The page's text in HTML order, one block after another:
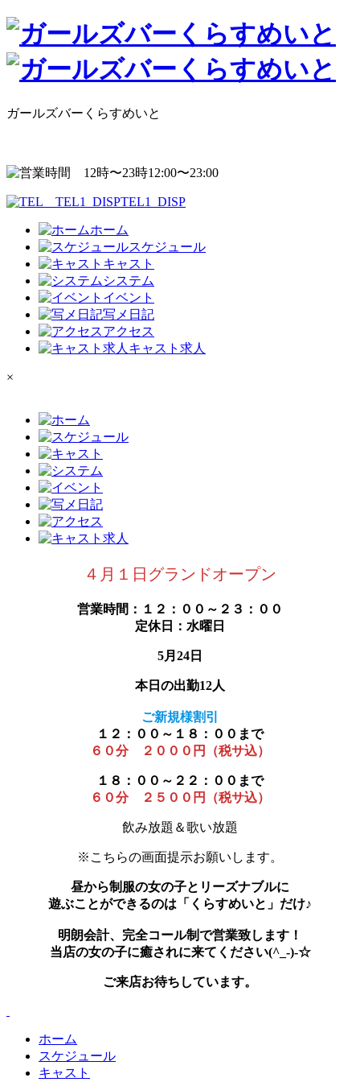
ガールズバーくらすめいと
12:00〜23:00
TEL1_DISP
ホーム
スケジュール
キャスト
システム
イベント
写メ日記
アクセス
キャスト求人
×
４月１日グランドオープン
営業時間：１２：００～２３：００
定休日：水曜日
5月24日
本日の出勤12人
ご新規様割引
１２：００～１８：００まで
６０分 ２０００円（税サ込）
１８：００～２２：００まで
６０分 ２５００円（税サ込）
飲み放題＆歌い放題
※こちらの画面提示お願いします。
昼から制服の女の子とリーズナブルに
遊ぶことができるのは「くらすめいと」だけ♪
明朗会計、完全コール制で営業致します！
当店の女の子に癒されに来てください(^_-)-☆
ご来店お待ちしています。
ホーム
スケジュール
キャスト